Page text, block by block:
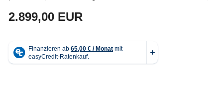
2.899,00 EUR